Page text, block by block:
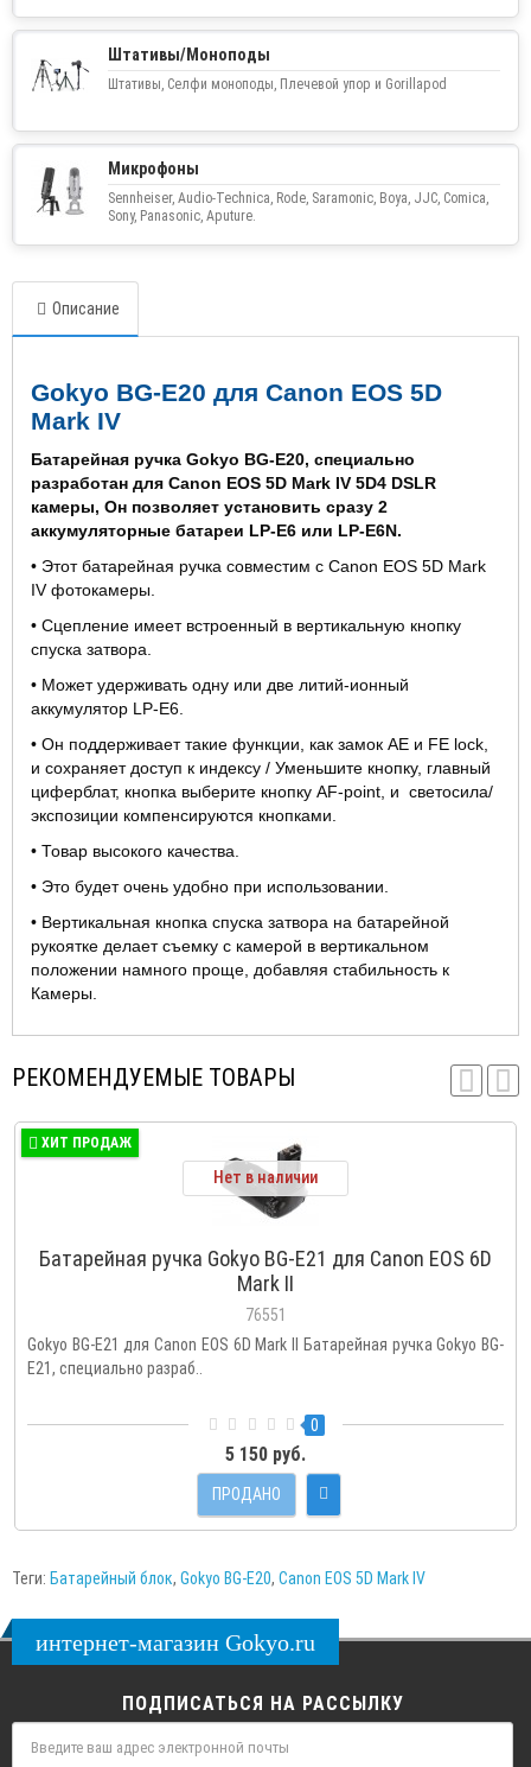
Штативы/Моноподы
Штативы, Селфи моноподы, Плечевой упор и Gorillapod
Микрофоны
Sennheiser, Audio-Technica, Rode, Saramonic, Boya, JJC, Comica,
Sony, Panasonic, Aputure.
Описание
Gokyo BG-E20 для Canon EOS 5D
Mark IV
Батарейная ручка Gokyo BG-E20, специально
разработан для Canon EOS 5D Mark IV 5D4 DSLR
камеры, Он позволяет установить сразу 2
аккумуляторные батареи LP-E6 или LP-E6N.
• Этот батарейная ручка совместим с Canon EOS 5D Mark
IV фотокамеры.
• Сцепление имеет встроенный в вертикальную кнопку
спуска затвора.
• Может удерживать одну или две литий-ионный
аккумулятор LP-E6.
• Он поддерживает такие функции, как замок AE и FE lock,
и сохраняет доступ к индексу / Уменьшите кнопку, главный
циферблат, кнопка выберите кнопку AF-point, и светосила/
экспозиции компенсируются кнопками.
• Товар высокого качества.
• Это будет очень удобно при использовании.
• Вертикальная кнопка спуска затвора на батарейной
рукоятке делает съемку с камерой в вертикальном
положении намного проще, добавляя стабильность к
Камеры.
РЕКОМЕНДУЕМЫЕ ТОВАРЫ
ХИТ ПРОДАЖ
Нет в наличии
Батарейная ручка Gokyo BG-E21 для Canon EOS 6D
Mark II
76551
Gokyo BG-E21 для Canon EOS 6D Mark II Батарейная ручка Gokyo BG-
E21, специально разраб..
0
5 150 руб.
ПРОДАНО
Теги: Батарейный блок, Gokyo BG-E20, Canon EOS 5D Mark IV
интернет-магазин Gokyo.ru
ПОДПИСАТЬСЯ НА РАССЫЛКУ